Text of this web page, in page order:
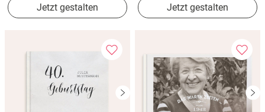
Jetzt gestalten Jetzt gestalten